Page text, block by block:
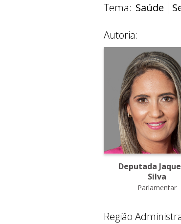
Tema: Saúde
Autoria:
Deputada
Silva
Parlamentar
Região